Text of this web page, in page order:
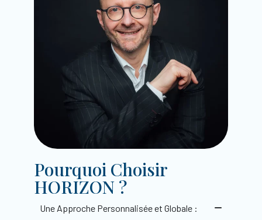
Pourquoi Choisir
HORIZON ?
Une Approche Personnalisée et Globale :